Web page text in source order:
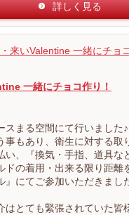
詳しく見る
一緒にチョコ作り！
スまる空間にて行いました♪
事もあり、衛生に対する取
い、『換気・手指、道具な
ドの着用・出来る限り距離
』にてご参加いただきまし
はとても緊張されていた皆